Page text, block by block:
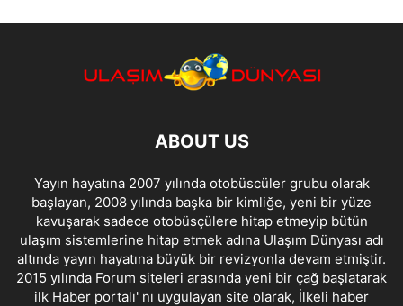
ABOUT US
Yayın hayatına 2007 yılında otobüscüler grubu olarak
başlayan, 2008 yılında başka bir kimliğe, yeni bir yüze
kavuşarak sadece otobüsçülere hitap etmeyip bütün
ulaşım sistemlerine hitap etmek adına Ulaşım Dünyası adı
altında yayın hayatına büyük bir revizyonla devam etmiştir.
2015 yılında Forum siteleri arasında yeni bir çağ başlatarak
ilk Haber portalı' nı uygulayan site olarak, İlkeli haber